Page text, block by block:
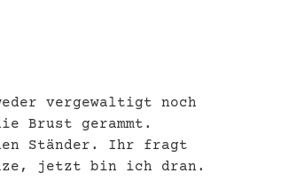
vergewaltigt noch
Brust gerammt.
Ständer. Ihr fragt
jetzt bin ich dran.